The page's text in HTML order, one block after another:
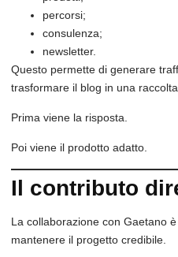
percorsi;
consulenza;
newsletter.
Questo permette di generare
trasformare il blog in una
Prima viene la risposta.
Poi viene il prodotto adatto.
Il contributo
La collaborazione con Gaetano
mantenere il progetto credibile.